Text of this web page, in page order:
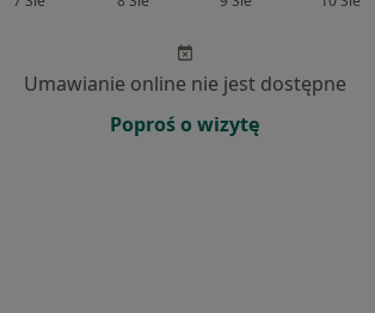
Umawianie online nie jest dostępne
Poproś o wizytę